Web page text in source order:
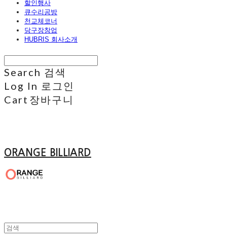
할인행사
큐수리공방
천교체코너
당구장창업
HUBRIS 회사소개
Search 검색
Log In 로그인
Cart 장바구니
ORANGE BILLIARD